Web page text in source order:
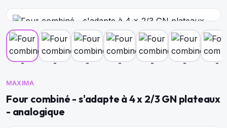
MAXIMA
Four combiné - s'adapte à 4 x 2/3 GN plateaux
- analogique